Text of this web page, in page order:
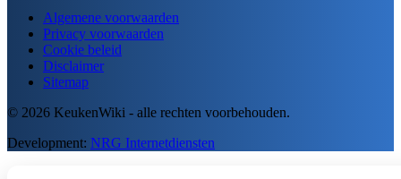
Algemene voorwaarden
Privacy voorwaarden
Cookie beleid
Disclaimer
Sitemap
© 2026 KeukenWiki - alle rechten voorbehouden.
Development: NRG Internetdiensten